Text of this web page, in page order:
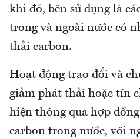
khi đó, bên sử dụng là
trong và ngoài nước có
thải carbon.
Hoạt động trao đổi và
giảm phát thải hoặc tín
hiện thông qua hợp
carbon trong nước, với